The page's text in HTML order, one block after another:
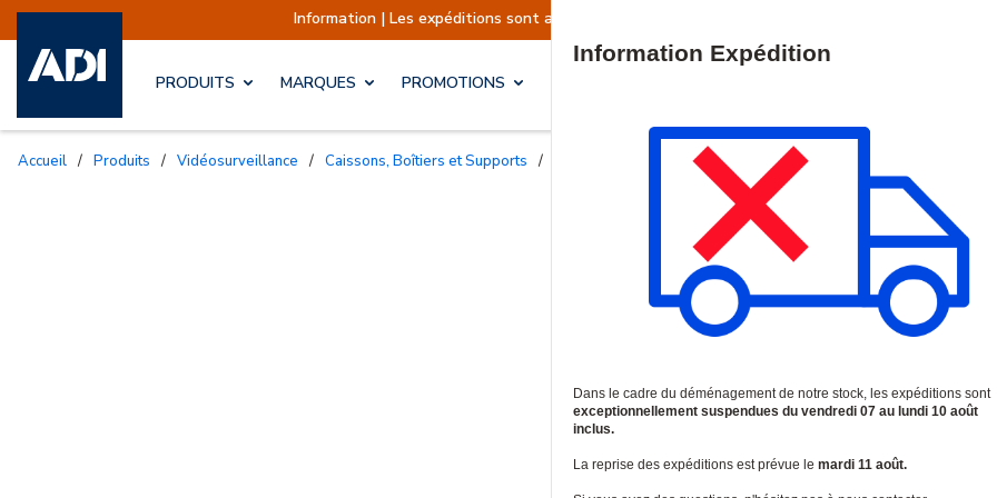
Information | Les expéditions sont actuellement suspendues Reprise prévue le mardi 11
PRODUITS MARQUES PROMOTIONS
Accueil / Produits / Vidéosurveillance / Caissons, Boîtiers et Supports /